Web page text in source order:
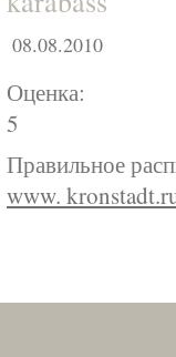
08.08.2010
Оценка:
5
Правильное
www.